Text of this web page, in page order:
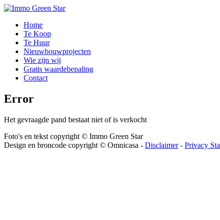
Home
Te Koop
Te Huur
Nieuwbouwprojecten
Wie zijn wij
Gratis waardebepaling
Contact
Error
Het gevraagde pand bestaat niet of is verkocht
Foto's en tekst copyright © Immo Green Star
Design en broncode copyright © Omnicasa - Disclaimer- Privacy